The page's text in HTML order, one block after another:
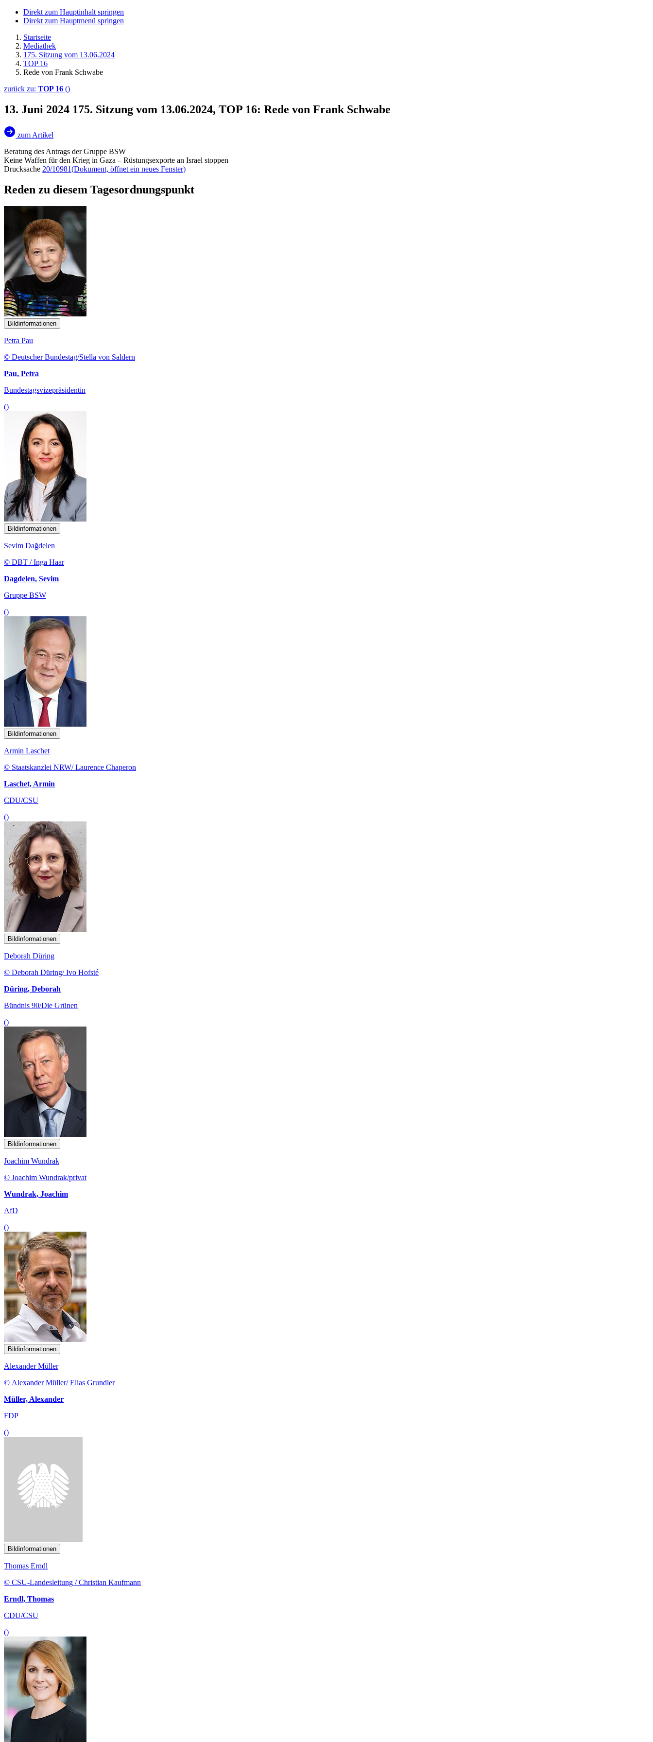
Direkt zum Hauptinhalt springen
Direkt zum Hauptmenü springen
Startseite
Mediathek
175. Sitzung vom 13.06.2024
TOP 16
Rede von Frank Schwabe
zurück zu: TOP 16 ()
13. Juni 2024 175. Sitzung vom 13.06.2024, TOP 16: Rede von Frank Schwabe
zum Artikel
Beratung des Antrags der Gruppe BSW
Keine Waffen für den Krieg in Gaza – Rüstungsexporte an Israel stoppen
Drucksache 20/10981(Dokument, öffnet ein neues Fenster)
Reden zu diesem Tagesordnungspunkt
Bildinformationen
Petra Pau
© Deutscher Bundestag/Stella von Saldern
Pau, Petra
Bundestagsvizepräsidentin
()
Bildinformationen
Sevim Dağdelen
© DBT / Inga Haar
Dagdelen, Sevim
Gruppe BSW
()
Bildinformationen
Armin Laschet
© Staatskanzlei NRW/ Laurence Chaperon
Laschet, Armin
CDU/CSU
()
Bildinformationen
Deborah Düring
© Deborah Düring/ Ivo Hofsté
Düring, Deborah
Bündnis 90/Die Grünen
()
Bildinformationen
Joachim Wundrak
© Joachim Wundrak/privat
Wundrak, Joachim
AfD
()
Bildinformationen
Alexander Müller
© Alexander Müller/ Elias Grundler
Müller, Alexander
FDP
()
Bildinformationen
Thomas Erndl
© CSU-Landesleitung / Christian Kaufmann
Erndl, Thomas
CDU/CSU
()